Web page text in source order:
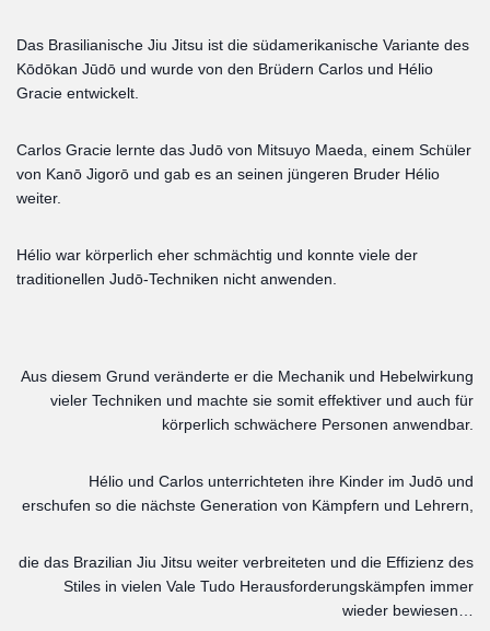
Das Brasilianische Jiu Jitsu ist die südamerikanische Variante des
Kōdōkan Jūdō und wurde von den Brüdern Carlos und Hélio
Gracie entwickelt.
Carlos Gracie lernte das Judō von Mitsuyo Maeda, einem Schüler
von Kanō Jigorō und gab es an seinen jüngeren Bruder Hélio
weiter.
Hélio war körperlich eher schmächtig und konnte viele der
traditionellen Judō-Techniken nicht anwenden.
Aus diesem Grund veränderte er die Mechanik und Hebelwirkung
vieler Techniken und machte sie somit effektiver und auch für
körperlich schwächere Personen anwendbar.
Hélio und Carlos unterrichteten ihre Kinder im Judō und
erschufen so die nächste Generation von Kämpfern und Lehrern,
die das Brazilian Jiu Jitsu weiter verbreiteten und die Effizienz des
Stiles in vielen Vale Tudo Herausforderungskämpfen immer
wieder bewiesen…